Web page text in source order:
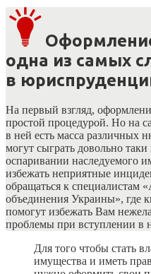
одна из самых
в
На первый взгляд,
простой процедурой. Но на
в ней есть масса различных
могут сыграть довольно
оспаривании наследуемого
избежать неприятные
обращаться к специалистам
объединения Украины», где
помогут избежать Вам
проблемы при вступлении в
Для того чтобы стать
имущества и иметь